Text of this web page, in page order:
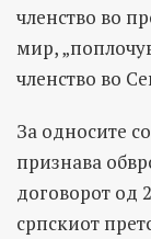
членство во
мир,
членство во
За односите
признава
договорот од
српскиот